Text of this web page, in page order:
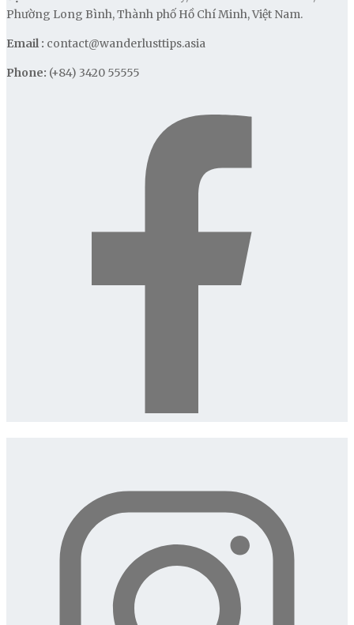
Phường Long Bình, Thành phố Hồ Chí Minh, Việt Nam.
Email : contact@wanderlusttips.asia
Phone: (+84) 3420 55555